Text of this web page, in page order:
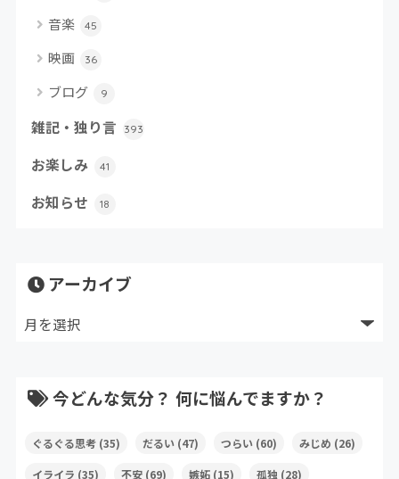
音楽 45
映画 36
ブログ 9
雑記・独り言 393
お楽しみ 41
お知らせ 18
アーカイブ
今どんな気分？ 何に悩んでますか？
ぐるぐる思考(35) だるい(47) つらい(60) みじめ (26)
イライラ (35) 不安(69) 嫉妬(15) 孤独 (28)